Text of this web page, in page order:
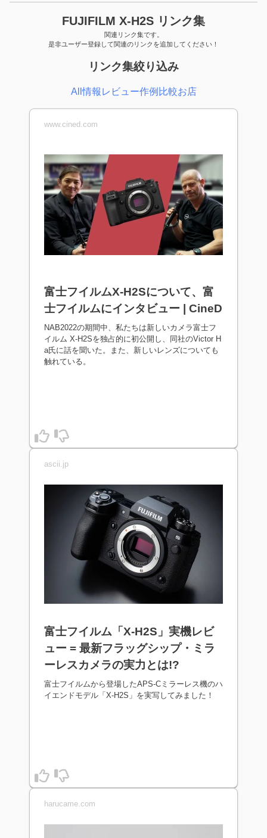
FUJIFILM X-H2S リンク集
関連リンク集です。
是非ユーザー登録して関連のリンクを追加してください！
リンク集絞り込み
All情報 レビュー作例 比較お店
www.cined.com
富士フイルムX-H2Sについて、富
士フイルムにインタビュー | CineD
NAB2022の期間中、私たちは新しいカメラ富士フ
イルム X-H2Sを独占的に初公開し、同社のVictor H
a氏に話を聞いた。また、新しいレンズについても
触れている。
ascii.jp
富士フイルム「X-H2S」実機レビ
ュー = 最新フラッグシップ・ミラ
ーレスカメラの実力とは!?
富士フイルムから登場したAPS-Cミラーレス機のハ
イエンドモデル「X-H2S」を実写してみました！
harucame.com